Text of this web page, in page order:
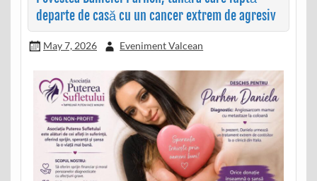
departe de casă cu un cancer extrem de agresiv
May 7, 2026 Eveniment Valcean